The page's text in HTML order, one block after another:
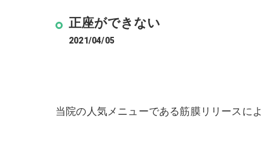
正座ができない
2021/04/05
当院の人気メニューである筋膜リリースに